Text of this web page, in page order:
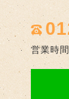
営業時